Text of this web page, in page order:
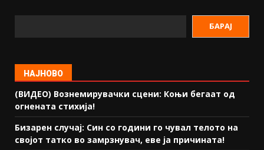
БАРАЈ
НАЈНОВО
(ВИДЕО) Вознемирувачки сцени: Коњи бегаат од
огнената стихија!
Бизарен случај: Син со години го чувал телото на
својот татко во замрзнувач, еве ја причината!